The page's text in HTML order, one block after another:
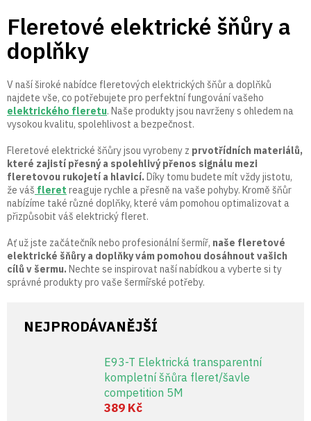
na
obsah
Fleretové elektrické šňůry a
doplňky
V naší široké nabídce fleretových elektrických šňůr a doplňků
najdete vše, co potřebujete pro perfektní fungování vašeho
elektrického fleretu. Naše produkty jsou navrženy s ohledem na
vysokou kvalitu, spolehlivost a bezpečnost.
Fleretové elektrické šňůry jsou vyrobeny z prvotřídních materiálů,
které zajistí přesný a spolehlivý přenos signálu mezi
fleretovou rukojetí a hlavicí. Díky tomu budete mít vždy jistotu,
že váš fleret reaguje rychle a přesně na vaše pohyby. Kromě šňůr
nabízíme také různé doplňky, které vám pomohou optimalizovat a
přizpůsobit váš elektrický fleret.
Ať už jste začátečník nebo profesionální šermíř, naše fleretové
elektrické šňůry a doplňky vám pomohou dosáhnout vašich
cílů v šermu. Nechte se inspirovat naší nabídkou a vyberte si ty
správné produkty pro vaše šermířské potřeby.
NEJPRODÁVANĚJŠÍ
E93-T Elektrická transparentní
kompletní šňůra fleret/šavle
competition 5M
389 Kč